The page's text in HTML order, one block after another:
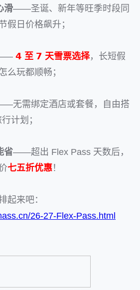
滑——圣诞、新年等旺季时段同
假日价格飙升；
𝟰 至 𝟳 天雪票选择，长短假
么玩都顺畅；
无需绑定酒店或套餐，自由搭
计划；
省——超出 Flex Pass 天数后，
七五折优惠！
来吧：
26-27-Flex-Pass.html